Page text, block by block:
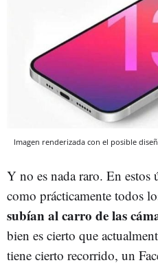
Imagen renderizada con el posible
Y no es nada raro. En estos
como prácticamente todos
subían al carro de las
bien es cierto que
tiene cierto recorrido, un